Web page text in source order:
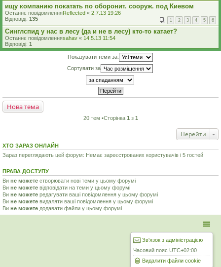
ищу компанию покатать по оборонит. сооруж. под Киевом
Останнє повідомленняReflected « 2.7.13 19:26
Відповіді: 135 1 2 3 4 5 6
Синглспид у нас в лесу (да и не в лесу) кто-то катает?
Останнє повідомленняsahav « 14.5.13 11:54
Відповіді: 1
Показувати теми за:
Сортувати за
Нова тема
20 тем •Сторінка 1 з 1
Перейти
ХТО ЗАРАЗ ОНЛАЙН
Зараз переглядають цей форум: Немає зареєстрованих користувачів і 5 гостей
ПРАВА ДОСТУПУ
Ви не можете створювати нові теми у цьому форумі
Ви не можете відповідати на теми у цьому форумі
Ви не можете редагувати ваші повідомлення у цьому форумі
Ви не можете видаляти ваші повідомлення у цьому форумі
Ви не можете додавати файли у цьому форумі
Зв'язок з адміністрацією
Часовий пояс UTC+02:00
Видалити файли cookie